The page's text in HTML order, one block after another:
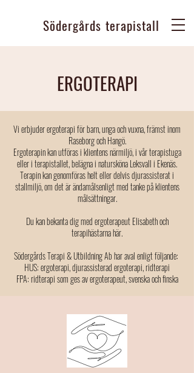
Södergårds terapistall
ERGOTERAPI
Vi erbjuder ergoterapi för barn, unga och vuxna, främst inom
Raseborg och Hangö.
Ergoterapin kan utföras i klientens närmiljö, i vår terapistuga
eller i terapistallet, belägna i natursköna Leksvall i Ekenäs.
Terapin kan genomföras helt eller delvis djurassisterat i
stallmiljö, om det är ändamålsenligt med tanke på klientens
målsättningar.
Du kan bekanta dig med ergoterapeut Elisabeth och
terapihästarna här.
Södergårds Terapi & Utbildning Ab har aval enligt följande:
HUS: ergoterapi, djurassisterad ergoterapi, ridterapi
FPA: ridterapi som ges av ergoterapeut, svenska och finska